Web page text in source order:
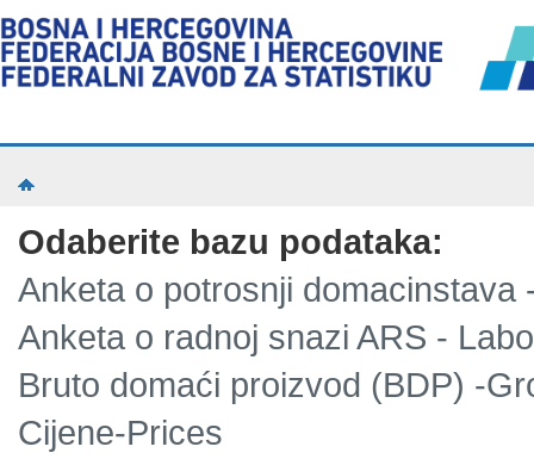
Odaberite bazu podataka:
Anketa o potrosnji domacinstava
Anketa o radnoj snazi ARS -
Bruto domaći proizvod (BDP) -
Cijene-Prices